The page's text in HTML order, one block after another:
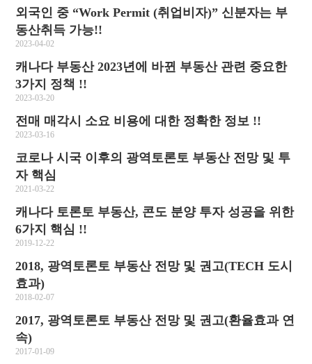
외국인 중 “Work Permit (취업비자)” 신분자는 부
동산취득 가능!!
2023-04-02
캐나다 부동산 2023년에 바뀐 부동산 관련 중요한
3가지 정책 !!
2023-03-20
전매 매각시 소요 비용에 대한 정확한 정보 !!
2023-03-16
코로나 시국 이후의 광역토론토 부동산 전망 및 투
자 핵심
2021-03-22
캐나다 토론토 부동산, 콘도 분양 투자 성공을 위한
6가지 핵심 !!
2019-12-22
2018, 광역토론토 부동산 전망 및 권고(TECH 도시
효과)
2018-02-07
2017, 광역토론토 부동산 전망 및 권고(환율효과 연
속)
2017-01-09